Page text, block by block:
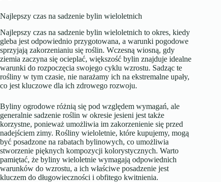
Najlepszy czas na sadzenie bylin wieloletnich
Najlepszy czas na sadzenie bylin wieloletnich to okres, kiedy
gleba jest odpowiednio przygotowana, a warunki pogodowe
sprzyjają zakorzenianiu się roślin. Wczesną wiosną, gdy
ziemia zaczyna się ocieplać, większość bylin znajduje idealne
warunki do rozpoczęcia swojego cyklu wzrostu. Sadząc te
rośliny w tym czasie, nie narażamy ich na ekstremalne upały,
co jest kluczowe dla ich zdrowego rozwoju.
Byliny ogrodowe różnią się pod względem wymagań, ale
generalnie sadzenie roślin w okresie jesieni jest także
korzystne, ponieważ umożliwia im zakorzenienie się przed
nadejściem zimy. Rośliny wieloletnie, które kupujemy, mogą
być posadzone na rabatach bylinowych, co umożliwia
stworzenie pięknych kompozycji kolorystycznych. Warto
pamiętać, że byliny wieloletnie wymagają odpowiednich
warunków do wzrostu, a ich właściwe posadzenie jest
kluczem do długowieczności i obfitego kwitnienia.